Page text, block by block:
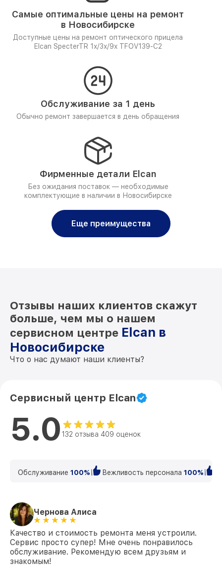
Самые оптимальные цены на ремонт
в Новосибирске
Доступные цены на ремонт оптического прицела
Elcan SpecterTR 1x/3x/9x TFOV139-C2
Обслуживание за 1 день
Обычно ремонт завершается в день обращения
Фирменные детали Elcan
Без ожидания поставок — необходимые
комплектующие в наличии в Новосибирске
Еще преимущества
Отзывы наших клиентов скажут
больше, чем мы о нашем
сервисном центре Elcan в
Новосибирске
Что о нас думают наши клиенты?
Сервисный центр Elcan
5.0 132 отзыва 409 оценок
Обслуживание 100% Вежливость персонала 100%
Чернова Алиса
Качество и стоимость ремонта меня устроили.
Сервис просто супер! Мне очень понравилось
обслуживание. Рекомендую всем друзьям и
знакомым!